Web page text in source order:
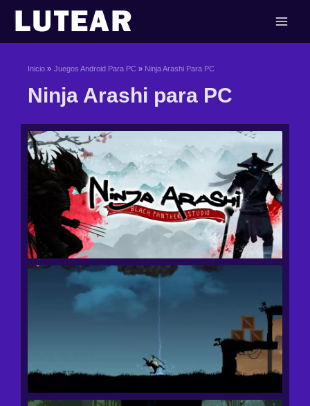
contenido
Inicio Juegos Android Para PC Ninja Arashi Para PC
Ninja Arashi para PC